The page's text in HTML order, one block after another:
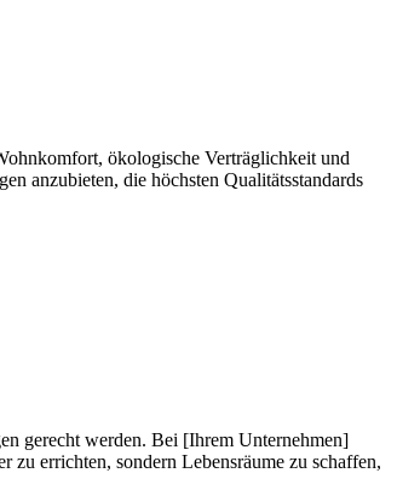
ökologische Verträglichkeit und
anzubieten, die höchsten Qualitätsstandards
gerecht werden. Bei [Ihrem Unternehmen]
zu errichten, sondern Lebensräume zu schaffen,